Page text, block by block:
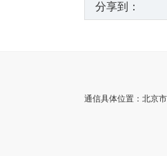
分享到：
通信具体位置：北京